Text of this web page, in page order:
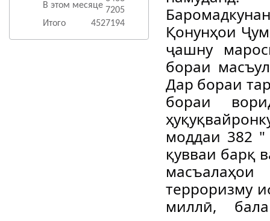
В этом месяце 7205
Итого
4527194
Қонунҳои
ҷашну
бораи
Дар бораи
бораи
моддаи 382
қувваи барқ
терроризму
миллӣ,